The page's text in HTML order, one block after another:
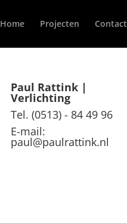
Home Projecten Contact
Paul Rattink |
Verlichting
Tel. (0513) - 84 49 96
E-mail:
paul@paulrattink.nl